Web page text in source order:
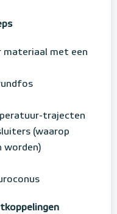
materiaal met een
trajecten
(waarop
worden)